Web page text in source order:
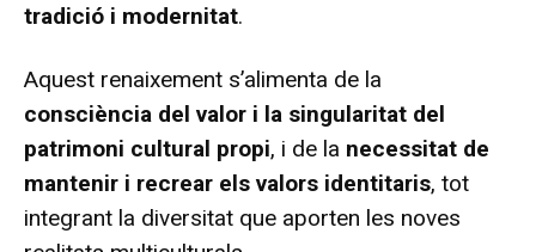
tradició i modernitat.
Aquest renaixement s’alimenta de la
consciència del valor i la singularitat del
patrimoni cultural propi, i de la necessitat de
mantenir i recrear els valors identitaris, tot
integrant la diversitat que aporten les noves